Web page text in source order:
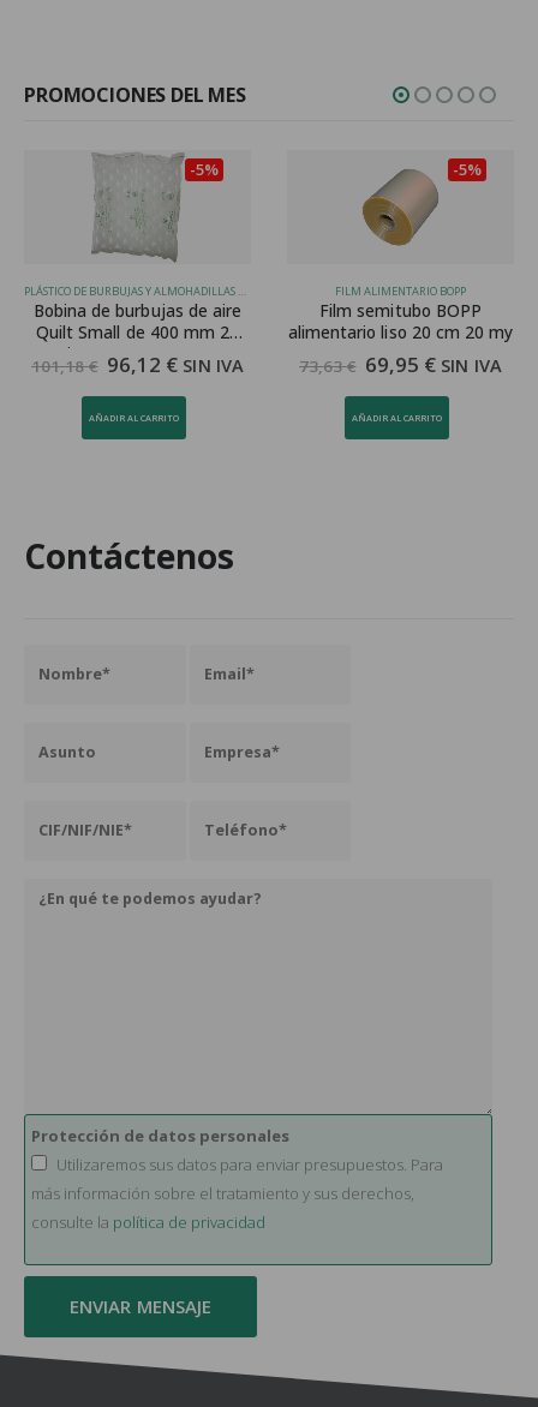
PROMOCIONES DEL MES
Bobina de burbujas de aire
Quilt Small de 400 mm 20
micras para SPK 7005
101,18€ 96,12 € SIN IVA
-5%
AÑADIR AL CARRITO
FILM ALIMENTARIO BOPP
Film semitubo BOPP
alimentario liso 20 cm 20 my
73,63€ 69,95 € SIN IVA
-5%
AÑADIR AL CARRITO
Contáctenos
Protección de datos personales
Utilizaremos sus datos para enviar presupuestos. Para
más información sobre el tratamiento y sus derechos,
consulte la política de privacidad